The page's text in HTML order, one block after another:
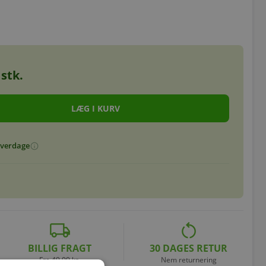
stk.
info
local_shipping
BILLIG FRAGT
Fra 49,00 kr.
restart_alt
30 DAGES RETUR
Nem returnering